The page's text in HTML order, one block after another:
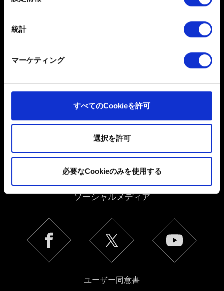
ください。「Cookie宣言」からいつでも同意を変更また
だくために必要なものです。その他のCookieは、ウェブ
サイトの品質向上のために、オプションとして技術的お
た、ソーシャルメディア上などでお客様が興味を持ちそ
うなコンテンツをお届けするために、一部のCookieをパ
これらのオプションが有効になることはありません。
Cookieの使用およびパフォーマンスの変更点に関する詳
細は、下記の「設定」メニューでご確認ください。
統計
マーケティング
すべてのCookieを許可
選択を許可
必要なCookieのみを使用する
す。
手順#3に従って、ゲームを同じCD PROJEKT REDア
カウントに接続します。
」メニュ
ーから利用できるようになります。
日本語
ソーシャルメディア
ユーザー同意書